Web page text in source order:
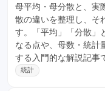
母平均・母分散と、実
散の違いを整理し、そ
す。「平均」「分散」
なる点や、母数・統計
する入門的な解説記事
統計